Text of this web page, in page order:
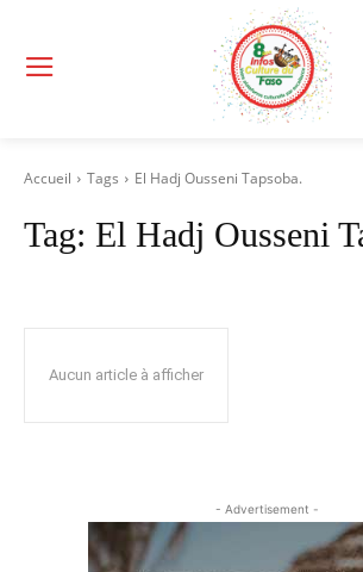
Accueil Tags El Hadj Ousseni Tapsoba.
Tag: El Hadj Ousseni
Aucun article à afficher
- Advertisement -